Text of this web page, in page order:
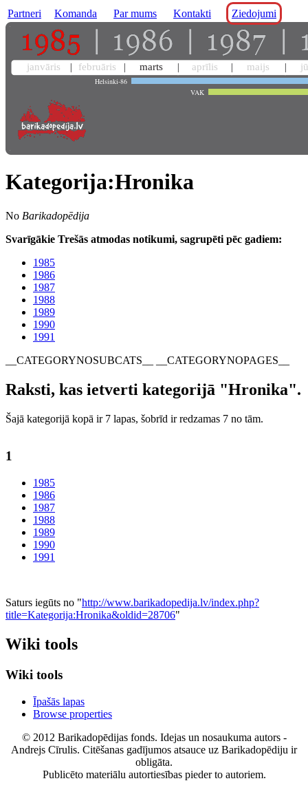
Partneri Komanda Par mums Kontakti Ziedojumi
janvāris februāris marts aprīlis maijs
Helsinki-86
VAK
Kategorija:Hronika
No Barikadopēdija
Svarīgākie Trešās atmodas notikumi, sagrupēti pēc gadiem:
1985
1986
1987
1988
1989
1990
1991
__CATEGORYNOSUBCATS__ __CATEGORYNOPAGES__
Raksti, kas ietverti kategorijā "Hronika".
Šajā kategorijā kopā ir 7 lapas, šobrīd ir redzamas 7 no tām.
1
1985
1986
1987
1988
1989
1990
1991
Saturs iegūts no "http://www.barikadopedija.lv/index.php?
title=Kategorija:Hronika&oldid=28706"
Wiki tools
Wiki tools
Īpašās lapas
Browse properties
© 2012 Barikadopēdijas fonds. Idejas un nosaukuma autors -
Andrejs Cīrulis. Citēšanas gadījumos atsauce uz Barikadopēdiju ir
obligāta.
Publicēto materiālu autortiesības pieder to autoriem.